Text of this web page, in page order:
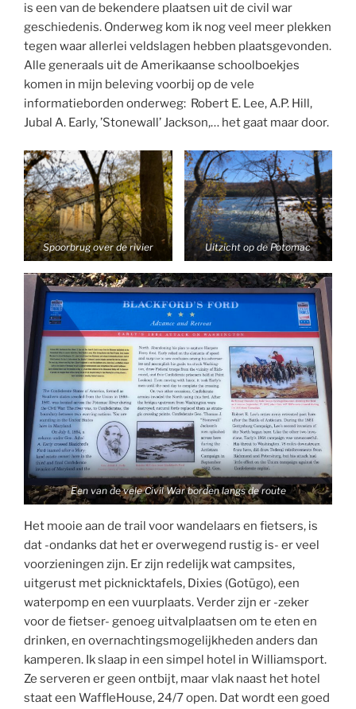
is een van de bekendere plaatsen uit de civil war
geschiedenis. Onderweg kom ik nog veel meer plekken
tegen waar allerlei veldslagen hebben plaatsgevonden.
Alle generaals uit de Amerikaanse schoolboekjes
komen in mijn beleving voorbij op de vele
informatieborden onderweg: Robert E. Lee, A.P. Hill,
Jubal A. Early, ’Stonewall’ Jackson,… het gaat maar door.
Spoorbrug over de rivier Uitzicht op de Potomac
Een van de vele Civil War borden langs de route
Het mooie aan de trail voor wandelaars en fietsers, is
dat -ondanks dat het er overwegend rustig is- er veel
voorzieningen zijn. Er zijn redelijk wat campsites,
uitgerust met picknicktafels, Dixies (Gotügo), een
waterpomp en een vuurplaats. Verder zijn er -zeker
voor de fietser- genoeg uitvalplaatsen om te eten en
drinken, en overnachtingsmogelijkheden anders dan
kamperen. Ik slaap in een simpel hotel in Williamsport.
Ze serveren er geen ontbijt, maar vlak naast het hotel
staat een WaffleHouse, 24/7 open. Dat wordt een goed